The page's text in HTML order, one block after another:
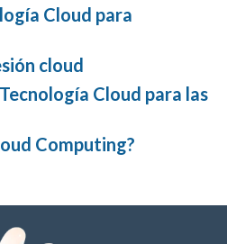
Cloud para
cloud
Cloud para las
Computing?